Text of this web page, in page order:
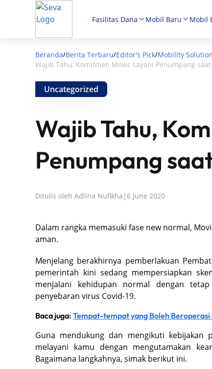
Fasilitas Dana Mobil Baru Mobil
Beranda/Berita Terbaru/Editor's Pick/Mobility
Wajib Tahu, Komitmen Movic Layani Penumpang
Uncategorized
Wajib Tahu,
Penumpang
Ditulis oleh Adlina Nufikha | 6 June 2020
Dalam rangka memasuki fase new normal,
aman.
Menjelang berakhirnya pemberlakuan
pemerintah kini sedang mempersiapkan
menjalani kehidupan normal dengan
penyebaran virus Covid-19.
Baca juga: Tempat-tempat yang Boleh Beroperasi
Guna mendukung dan mengikuti
melayani kamu dengan mengutamakan
Bagaimana langkahnya, simak berikut ini.